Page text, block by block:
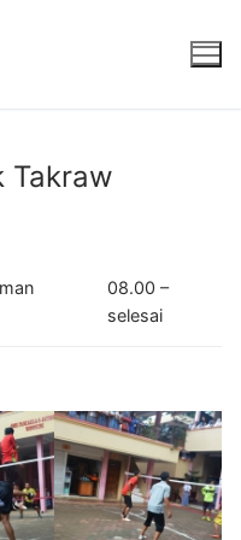
Takraw
08.00 –
selesai